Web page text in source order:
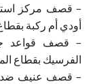
– قصف مركز
أودي أم ركبة
– قصف قواعد
الفرسيك بقطاع
– قصف عنيف ضد